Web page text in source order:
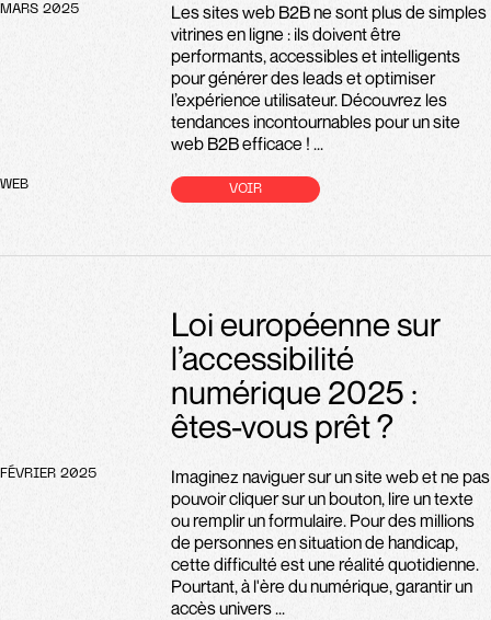
WEB
Les sites web B2B ne sont plus de simples
vitrines en ligne : ils doivent être
performants, accessibles et intelligents
pour générer des leads et optimiser
l’expérience utilisateur. Découvrez les
tendances incontournables pour un site
web B2B efficace ! ...
VOIR
MARS 2025
Loi européenne sur
l’accessibilité
numérique 2025 :
êtes-vous prêt ?
Imaginez naviguer sur un site web et ne pas
pouvoir cliquer sur un bouton, lire un texte
ou remplir un formulaire. Pour des millions
de personnes en situation de handicap,
cette difficulté est une réalité quotidienne.
Pourtant, à l'ère du numérique, garantir un
accès univers ...
FÉVRIER 2025